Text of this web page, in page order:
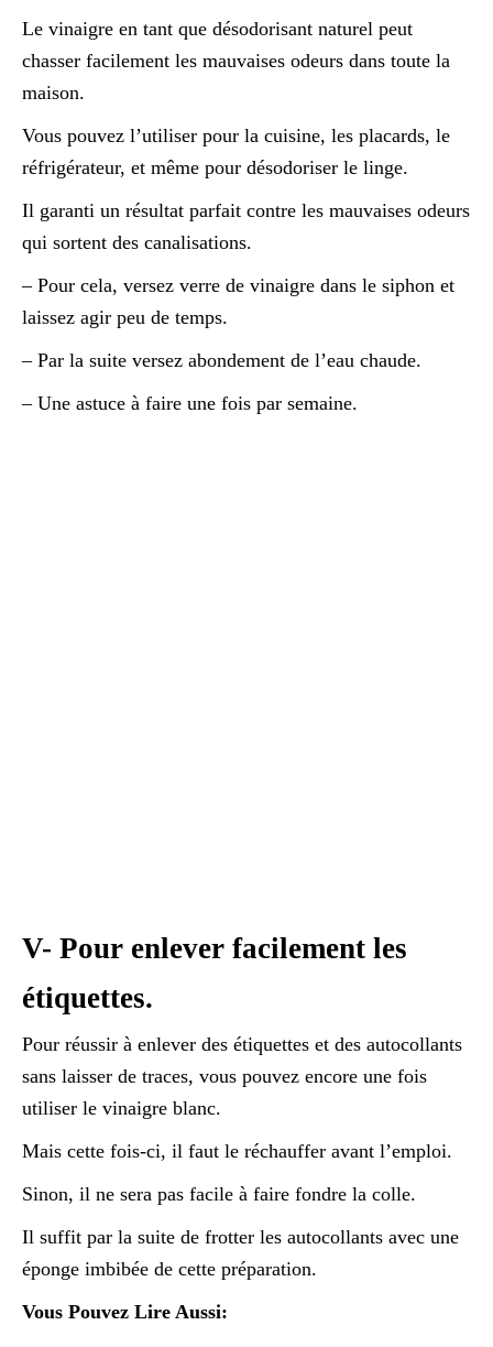
Le vinaigre en tant que désodorisant naturel peut
chasser facilement les mauvaises odeurs dans toute la
maison.
Vous pouvez l’utiliser pour la cuisine, les placards, le
réfrigérateur, et même pour désodoriser le linge.
Il garanti un résultat parfait contre les mauvaises odeurs
qui sortent des canalisations.
– Pour cela, versez verre de vinaigre dans le siphon et
laissez agir peu de temps.
– Par la suite versez abondement de l’eau chaude.
– Une astuce à faire une fois par semaine.
V- Pour enlever facilement les
étiquettes.
Pour réussir à enlever des étiquettes et des autocollants
sans laisser de traces, vous pouvez encore une fois
utiliser le vinaigre blanc.
Mais cette fois-ci, il faut le réchauffer avant l’emploi.
Sinon, il ne sera pas facile à faire fondre la colle.
Il suffit par la suite de frotter les autocollants avec une
éponge imbibée de cette préparation.
Vous Pouvez Lire Aussi: